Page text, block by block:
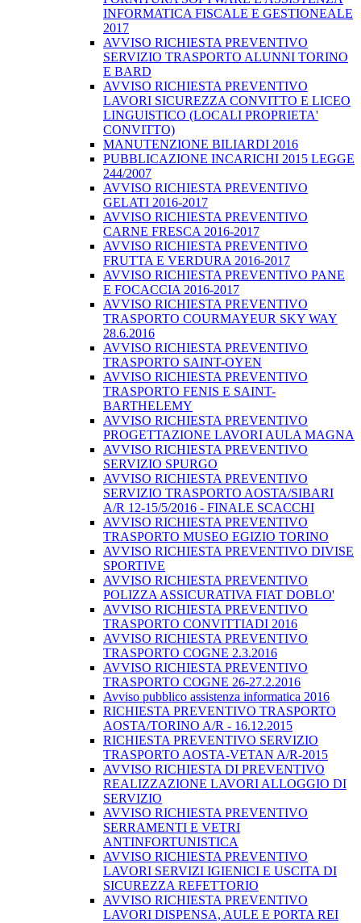
INFORMATICA FISCALE E GESTIONEALE
2017
AVVISO RICHIESTA PREVENTIVO
SERVIZIO TRASPORTO ALUNNI TORINO
E BARD
AVVISO RICHIESTA PREVENTIVO
LAVORI SICUREZZA CONVITTO E LICEO
LINGUISTICO (LOCALI PROPRIETA'
CONVITTO)
MANUTENZIONE BILIARDI 2016
PUBBLICAZIONE INCARICHI 2015 LEGGE
244/2007
AVVISO RICHIESTA PREVENTIVO
GELATI 2016-2017
AVVISO RICHIESTA PREVENTIVO
CARNE FRESCA 2016-2017
AVVISO RICHIESTA PREVENTIVO
FRUTTA E VERDURA 2016-2017
AVVISO RICHIESTA PREVENTIVO PANE
E FOCACCIA 2016-2017
AVVISO RICHIESTA PREVENTIVO
TRASPORTO COURMAYEUR SKY WAY
28.6.2016
AVVISO RICHIESTA PREVENTIVO
TRASPORTO SAINT-OYEN
AVVISO RICHIESTA PREVENTIVO
TRASPORTO FENIS E SAINT-
BARTHELEMY
AVVISO RICHIESTA PREVENTIVO
PROGETTAZIONE LAVORI AULA MAGNA
AVVISO RICHIESTA PREVENTIVO
SERVIZIO SPURGO
AVVISO RICHIESTA PREVENTIVO
SERVIZIO TRASPORTO AOSTA/SIBARI
A/R 12-15/5/2016 - FINALE SCACCHI
AVVISO RICHIESTA PREVENTIVO
TRASPORTO MUSEO EGIZIO TORINO
AVVISO RICHIESTA PREVENTIVO DIVISE
SPORTIVE
AVVISO RICHIESTA PREVENTIVO
POLIZZA ASSICURATIVA FIAT DOBLO'
AVVISO RICHIESTA PREVENTIVO
TRASPORTO CONVITTIADI 2016
AVVISO RICHIESTA PREVENTIVO
TRASPORTO COGNE 2.3.2016
AVVISO RICHIESTA PREVENTIVO
TRASPORTO COGNE 26-27.2.2016
Avviso pubblico assistenza informatica 2016
RICHIESTA PREVENTIVO TRASPORTO
AOSTA/TORINO A/R - 16.12.2015
RICHIESTA PREVENTIVO SERVIZIO
TRASPORTO AOSTA-VETAN A/R-2015
AVVISO RICHIESTA DI PREVENTIVO
REALIZZAZIONE LAVORI ALLOGGIO DI
SERVIZIO
AVVISO RICHIESTA PREVENTIVO
SERRAMENTI E VETRI
ANTINFORTUNISTICA
AVVISO RICHIESTA PREVENTIVO
LAVORI SERVIZI IGIENICI E USCITA DI
SICUREZZA REFETTORIO
AVVISO RICHIESTA PREVENTIVO
LAVORI DISPENSA, AULE E PORTA REI